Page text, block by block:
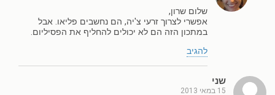
שלום שרון,
אפשרי לצרוך זרעי צ'יה, הם נחשבים פליאו. אבל
במתכון הזה הם לא יכולים להחליף את הפסיליום.
להגיב
שני
15 במאי 2013